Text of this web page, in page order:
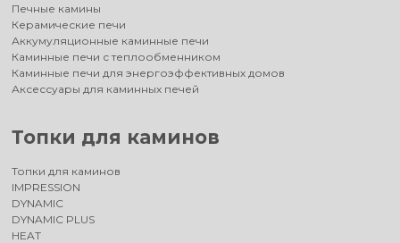
Печные камины
Керамические печи
Аккумуляционные каминные печи
Каминные печи с теплообменником
Каминные печи для энергоэффективных домов
Аксессуары для каминных печей
Топки для каминов
Топки для каминов
IMPRESSION
DYNAMIC
DYNAMIC PLUS
HEAT